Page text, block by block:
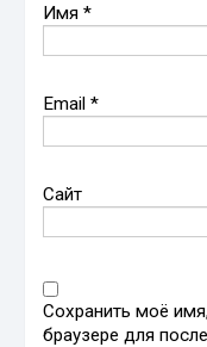
Имя*
Email*
Сайт
Сохранить моё
браузере для